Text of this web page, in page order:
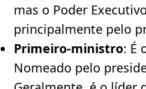
mas o Poder
principalmente pelo
Primeiro-ministro: É
Nomeado pelo